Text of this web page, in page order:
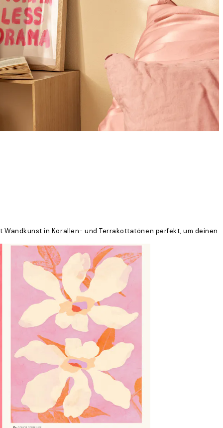
in Korallen- und Terrakottatönen perfekt, um deinen